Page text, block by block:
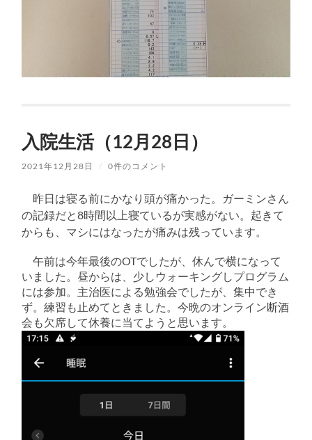
入院生活（12月28日）
2021年12月28日 / 0件のコメント
昨日は寝る前にかなり頭が痛かった。ガーミンさん
の記録だと8時間以上寝ているが実感がない。起きて
からも、マシにはなったが痛みは残っています。
午前は今年最後のOTでしたが、休んで横になって
いました。昼からは、少しウォーキングしプログラム
には参加。主治医による勉強会でしたが、集中でき
ず。練習も止めてときました。今晩のオンライン断酒
会も欠席して休養に当てようと思います。